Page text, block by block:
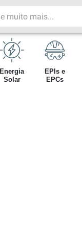
Energia
Solar
EPIs e
EPCs